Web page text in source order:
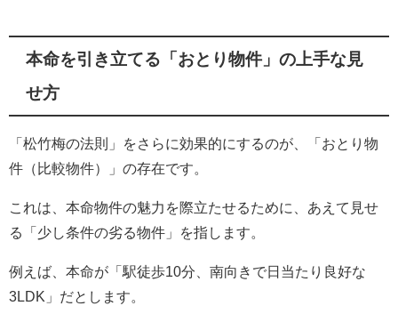
本命を引き立てる「おとり物件」の上手な見
せ方
「松竹梅の法則」をさらに効果的にするのが、「おとり物
件（比較物件）」の存在です。
これは、本命物件の魅力を際立たせるために、あえて見せ
る「少し条件の劣る物件」を指します。
例えば、本命が「駅徒歩10分、南向きで日当たり良好な
3LDK」だとします。